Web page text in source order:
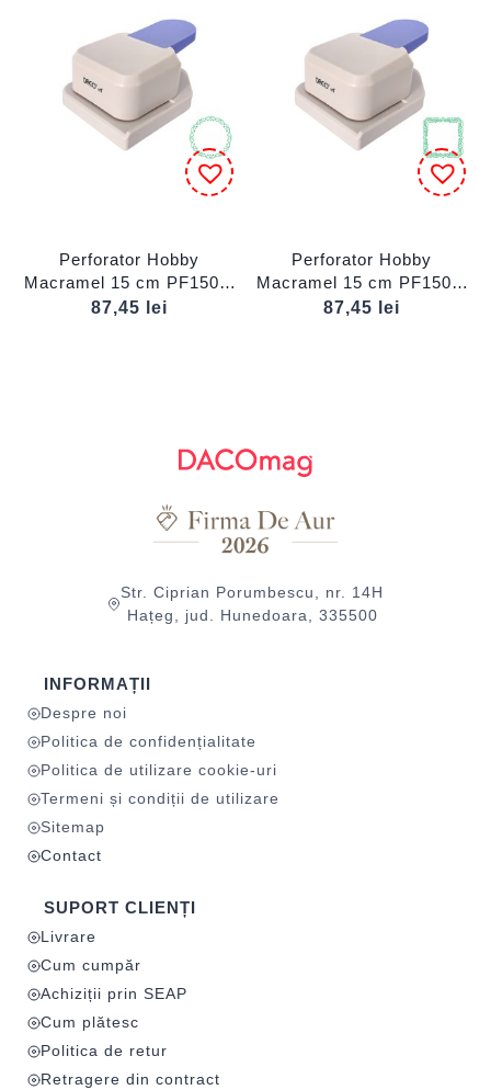
Perforator Hobby
Macramel 15 cm PF150/1
DACO
87,45 lei
Perforator Hobby
Macramel 15 cm PF150/2
DACO
87,45 lei
Str. Ciprian Porumbescu, nr. 14H
Hațeg, jud. Hunedoara, 335500
INFORMAȚII
Despre noi
Politica de confidențialitate
Politica de utilizare cookie-uri
Termeni și condiții de utilizare
Sitemap
Contact
SUPORT CLIENȚI
Livrare
Cum cumpăr
Achiziții prin SEAP
Cum plătesc
Politica de retur
Retragere din contract